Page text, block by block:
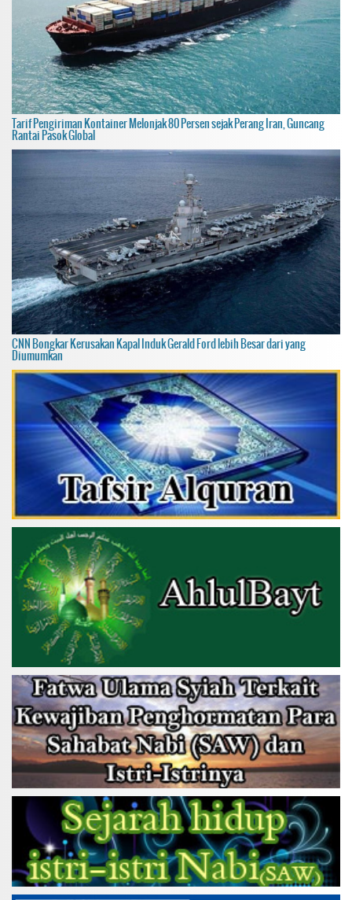
Tarif Pengiriman Kontainer Melonjak 80 Persen sejak Perang Iran, Guncang
Rantai Pasok Global
CNN Bongkar Kerusakan Kapal Induk Gerald Ford lebih Besar dari yang
Diumumkan